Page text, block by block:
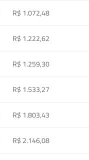
R$ 1.072,48
R$ 1.222,62
R$ 1.259,30
R$ 1.533,27
R$ 1.803,43
R$ 2.146,08